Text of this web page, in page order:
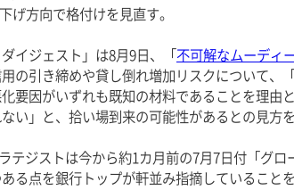
げ方向で格付けを見直す。
イジェスト」は8月9日、「 不可解なムーディ
の引き締めや貸し倒れ増加リスクについて、
要因がいずれも既知の材料であることを理由
い」と、拾い場到来の可能性があるとの見方を
ジストは今から約1カ月前の7月7日付「グロ
る点を銀行トップが軒並み指摘していること